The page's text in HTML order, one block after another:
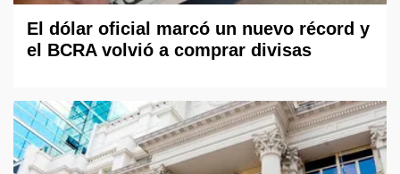
El dólar oficial marcó un nuevo récord y
el BCRA volvió a comprar divisas